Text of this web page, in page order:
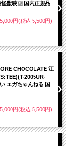
獣映画 国内正規品
円(税込 5,500円)
CHOCOLATE 江
2005UR-
エガちゃんねる 国
円(税込 5,500円)